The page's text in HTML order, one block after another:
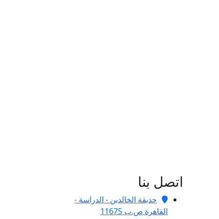
اتصل بنا
حديقة الخالدين - الدراسة -
القاهرة ص.ب 11675